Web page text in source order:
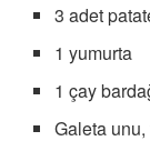
3 adet
1 yumurta
1 çay
Galeta